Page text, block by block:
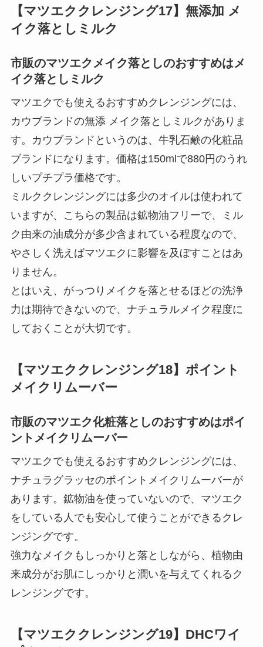
【マツエククレンジング17】無添加 メ
イク落としミルク
市販のマツエクメイク落としのおすすめはメ
イク落としミルク
マツエクでも使えるおすすめクレンジングには、
カウブランドの無添 メイク落としミルクがありま
す。カウブランドというのは、牛乳石鹸の化粧品
ブランドになります。価格は150mlで880円のうれ
しいプチプラ価格です。
ミルククレンジングには多少のオイルは使われて
いますが、こちらの製品は鉱物油フリーで、ミル
ク由来の油成分が多少含まれている程度なので、
やさしく洗えばマツエクに影響を及ぼすことはあ
りません。
とはいえ、がっつりメイクを落とせるほどの洗浄
力は期待できないので、ナチュラルメイク程度に
しておくことが大切です。
【マツエククレンジング18】ポイント
メイクリムーバー
市販のマツエク化粧落としのおすすめはポイ
ントメイクリムーバー
マツエクでも使えるおすすめクレンジングには、
ナチュラグラッセのポイントメイクリムーバーが
あります。鉱物油を使っていないので、マツエク
をしている人でも安心して使うことができるクレ
ンジングです。
強力なメイクもしっかりと落としながら、植物由
来成分がお肌にしっかりと潤いを与えてくれるク
レンジングです。
【マツエククレンジング19】DHCワイ